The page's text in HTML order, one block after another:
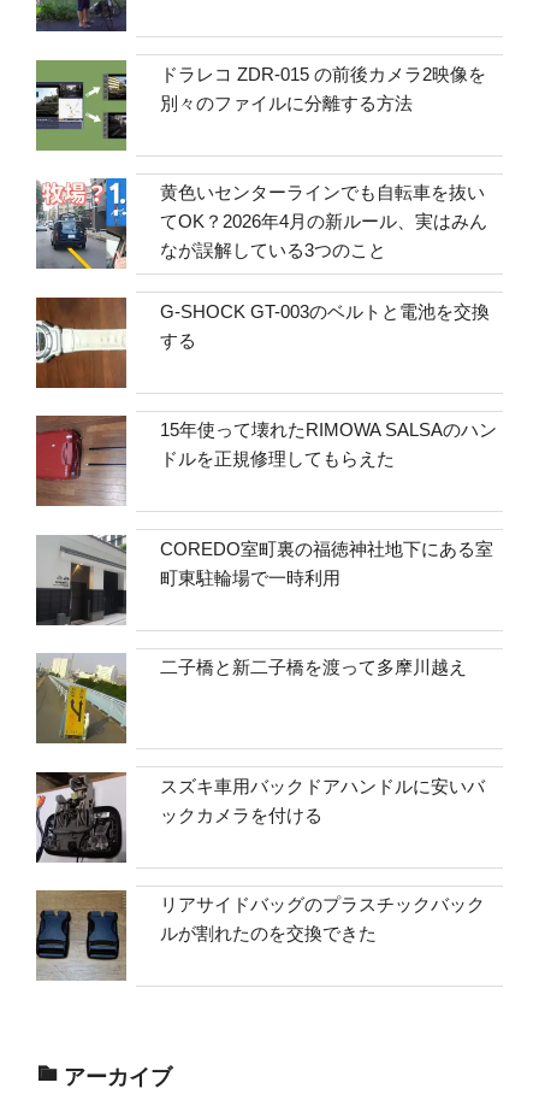
ドラレコ ZDR-015 の前後カメラ2映像を
別々のファイルに分離する方法
黄色いセンターラインでも自転車を抜い
てOK？2026年4月の新ルール、実はみん
なが誤解している3つのこと
G-SHOCK GT-003のベルトと電池を交換
する
15年使って壊れたRIMOWA SALSAのハン
ドルを正規修理してもらえた
COREDO室町裏の福徳神社地下にある室
町東駐輪場で一時利用
二子橋と新二子橋を渡って多摩川越え
スズキ車用バックドアハンドルに安いバ
ックカメラを付ける
リアサイドバッグのプラスチックバック
ルが割れたのを交換できた
アーカイブ